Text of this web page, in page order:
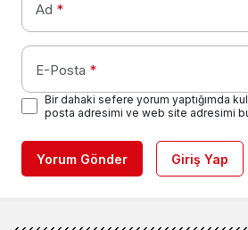
Ad *
E-Posta *
Bir dahaki sefere yorum yaptığımda
posta adresimi ve web site adresimi
Yorum Gönder Giriş Yap